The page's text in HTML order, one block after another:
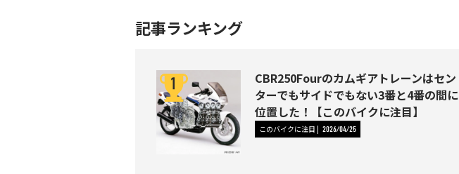
記事ランキング
CBR250Fourのカムギアトレーンはセン
ターでもサイドでもない3番と4番の間に
位置した！【このバイクに注目】
このバイクに注目 2026/04/25